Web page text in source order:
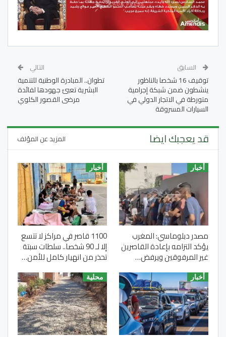
السابق
توقيف 16 شخصا بالناظور
ينشطون ضمن شبكة إجرامية
متورطة في الاتجار الدولي في
السيارات المسروقة
التالي
تطوان.. المبادرة الوطنية للتنمية
البشرية تعبئ جهودها لفائدة
مرضى القصور الكلوي
قد يعجبك ايضا المزيد عن المؤلف
أخبار
مصدر دبلوماسي: المغرب
يؤكد التزامه بإعادة القاصرين
غير المرفوقين ويرفض…
أخبار
1100 قاصر في مراكز لا تتسع
إلا لـ 90 شخصا.. سلطات سبتة
تحذر من انهيار كامل للأمن…
أخبار محلية